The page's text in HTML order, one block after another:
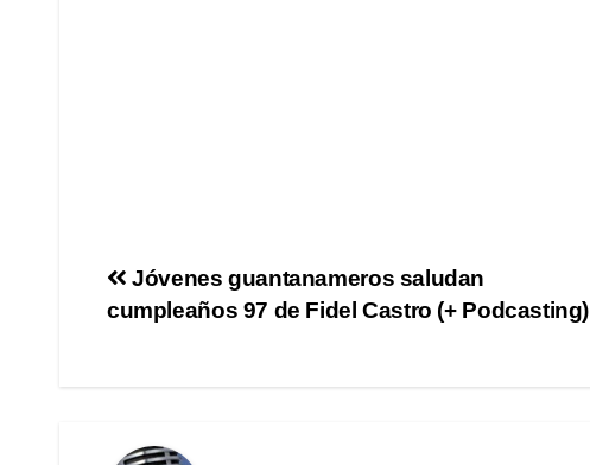
Jóvenes guantanameros saludan
cumpleaños 97 de Fidel Castro (+ Podcasting)